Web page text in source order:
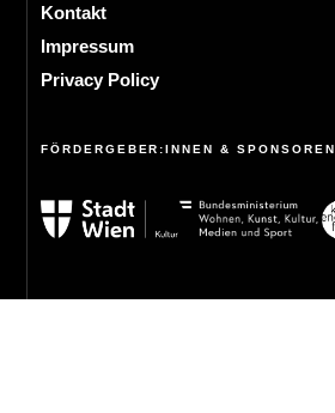
Kontakt
Impressum
Privacy Policy
FÖRDERGEBER:INNEN & SPONSOREN